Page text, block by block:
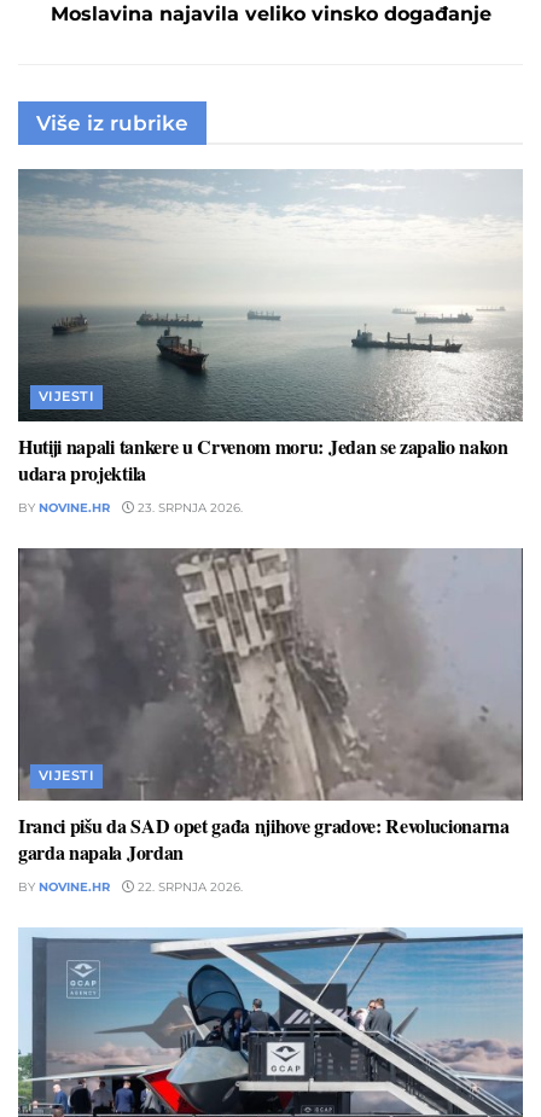
Moslavina najavila veliko vinsko događanje
Više iz rubrike
VIJESTI
Hutiji napali tankere u Crvenom moru: Jedan se zapalio nakon
udara projektila
BY NOVINE.HR 23. SRPNJA 2026.
VIJESTI
Iranci pišu da SAD opet gađa njihove gradove: Revolucionarna
garda napala Jordan
BY NOVINE.HR 22. SRPNJA 2026.